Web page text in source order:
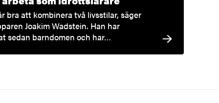
bra att kombinera två livsstilar, säger
Joakim Wadstein. Han har
sedan barndomen och har…